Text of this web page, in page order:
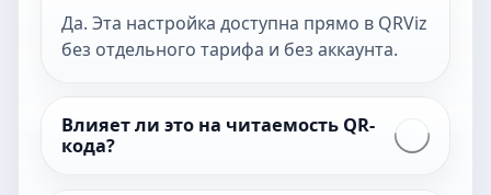
Да. Эта настройка доступна прямо в QRViz
без отдельного тарифа и без аккаунта.
Влияет ли это на читаемость QR-
кода?